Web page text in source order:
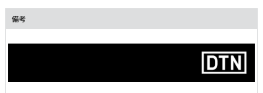
備考